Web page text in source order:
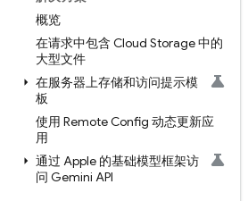
概览
在请求中包含 Cloud Storage 中的
大型文件
在服务器上存储和访问提示模
板
使用 Remote Config 动态更新应
用
通过 Apple 的基础模型框架访
问 Gemini API